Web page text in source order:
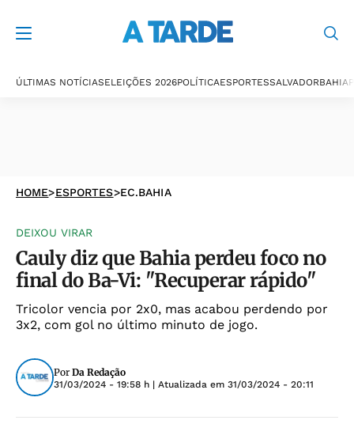
ÚLTIMAS NOTÍCIASELEIÇÕES 2026POLÍTICAESPORTESSALVADORBAHIA
HOME>ESPORTES>EC.BAHIA
DEIXOU VIRAR
Cauly diz que Bahia perdeu foco no
final do Ba-Vi: "Recuperar rápido"
Tricolor vencia por 2x0, mas acabou perdendo por
3x2, com gol no último minuto de jogo.
Por Da Redação
31/03/2024 - 19:58 h | Atualizada em 31/03/2024 - 20:11